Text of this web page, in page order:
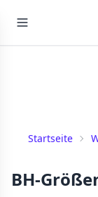
Startseite
BH-